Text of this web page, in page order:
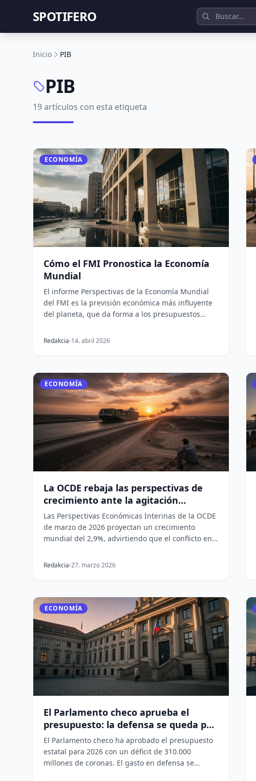
SPOTIFERO
Inicio PIB
PIB
19 artículos con esta etiqueta
ECONOMÍA
Cómo el FMI Pronostica la Economía
Mundial
El informe Perspectivas de la Economía Mundial
del FMI es la previsión económica más influyente
del planeta, que da forma a los presupuestos
Redakcia 14. abril 2026
ECONOMÍA
La OCDE rebaja las perspectivas de
crecimiento ante la agitación
económica provocada por la guerra
en Oriente Medio
Las Perspectivas Económicas Interinas de la OCDE
de marzo de 2026 proyectan un crecimiento
mundial del 2,9%, advirtiendo que el conflicto en
Redakcia 27. marzo 2026
ECONOMÍA
El Parlamento checo aprueba el
presupuesto: la defensa se queda por
debajo del 2% del PIB a pesar de la
OTAN
El Parlamento checo ha aprobado el presupuesto
estatal para 2026 con un déficit de 310.000
millones de coronas. El gasto en defensa se